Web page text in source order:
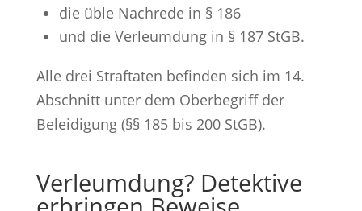
die üble Nachrede in § 186
und die Verleumdung in § 187 StGB.
Alle drei Straftaten befinden sich im 14.
Abschnitt unter dem Oberbegriff der
Beleidigung (§§ 185 bis 200 StGB).
Verleumdung? Detektive